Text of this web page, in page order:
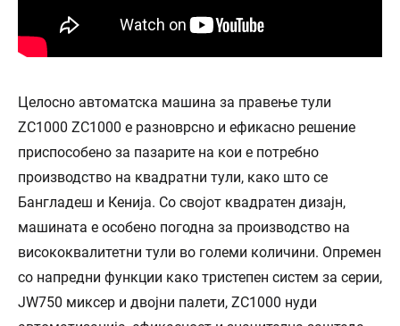
Целосно автоматска машина за правење тули
ZC1000 ZC1000 е разноврсно и ефикасно решение
приспособено за пазарите на кои е потребно
производство на квадратни тули, како што се
Бангладеш и Кенија. Со својот квадратен дизајн,
машината е особено погодна за производство на
висококвалитетни тули во големи количини. Опремен
со напредни функции како тристепен систем за серии,
JW750 миксер и двојни палети, ZC1000 нуди